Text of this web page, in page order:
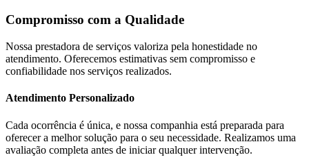
Compromisso com a Qualidade
Nossa prestadora de serviços valoriza pela honestidade no
atendimento. Oferecemos estimativas sem compromisso e
confiabilidade nos serviços realizados.
Atendimento Personalizado
Cada ocorrência é única, e nossa companhia está preparada para
oferecer a melhor solução para o seu necessidade. Realizamos uma
avaliação completa antes de iniciar qualquer intervenção.